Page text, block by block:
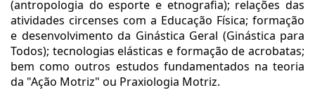
(antropologia do esporte e etnografia); relações das
atividades circenses com a Educação Física; formação
e desenvolvimento da Ginástica Geral (Ginástica para
Todos); tecnologias elásticas e formação de acrobatas;
bem como outros estudos fundamentados na teoria
da "Ação Motriz" ou Praxiologia Motriz.